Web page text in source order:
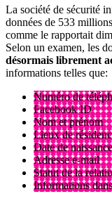
La société de sécurité
données de 533
comme le rapportait
Selon un examen, les
désormais librement
informations telles que:
Numéro de
Facebook ID
Nom et prénom
Lieux de
Date de naissance
Adresse e-mail
Statut de la
Informations